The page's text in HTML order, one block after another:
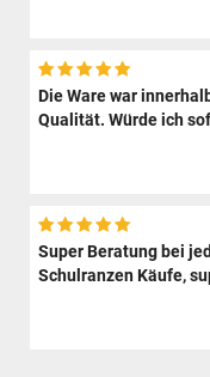
Die Ware war
Qualität. Würde ich
Super Beratung bei
Schulranzen Käufe,